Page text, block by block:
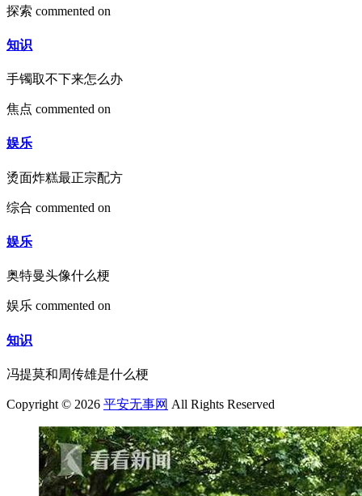
探索 commented on
知识
手镯取不下来怎么办
焦点 commented on
娱乐
烫面炸糕最正宗配方
综合 commented on
娱乐
奥特曼头像什么梗
娱乐 commented on
知识
冯提莫和周传雄是什么梗
Copyright © 2026 平安无事网 All Rights Reserved